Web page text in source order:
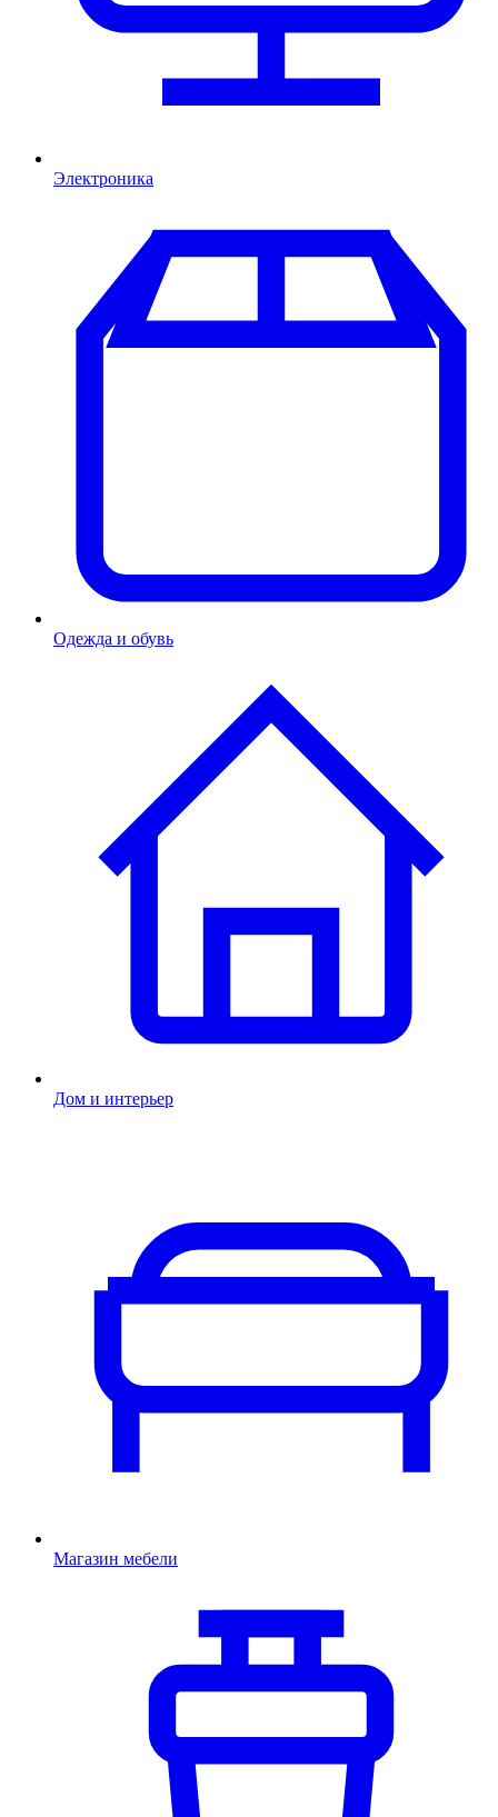
Электроника
Одежда и обувь
Дом и интерьер
Магазин мебели